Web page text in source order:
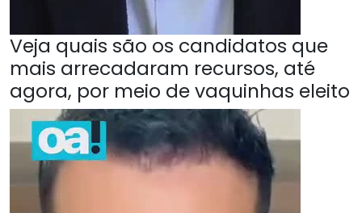
Veja quais são os candidatos que
mais arrecadaram recursos, até
agora, por meio de vaquinhas eleito